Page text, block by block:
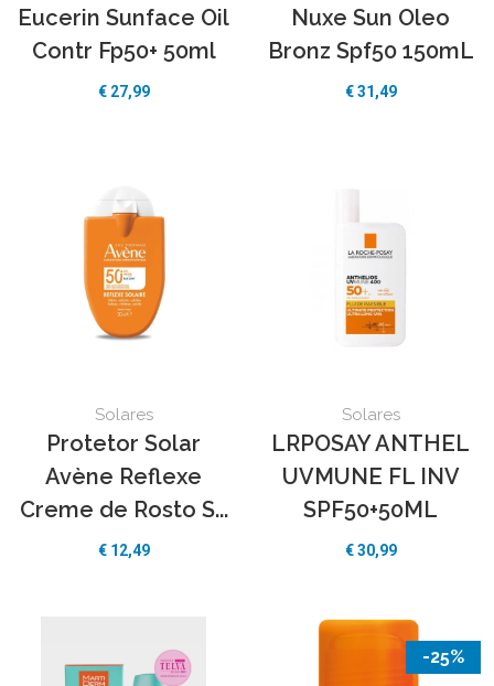
Eucerin Sunface Oil
Contr Fp50+ 50ml
€ 27,99
Nuxe Sun Oleo
Bronz Spf50 150mL
€31,49
Solares
Protetor Solar
Avène Reflexe
Creme de Rosto S...
€ 12,49
Solares
LRPOSAY ANTHEL
UVMUNE FL INV
SPF50+50ML
€30,99
-25%